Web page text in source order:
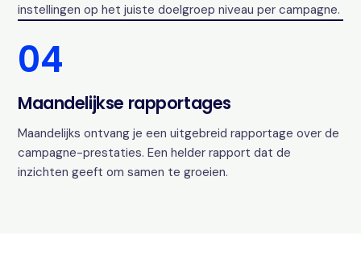
instellingen op het juiste doelgroep niveau per campagne.
04
Maandelijkse rapportages
Maandelijks ontvang je een uitgebreid rapportage over de
campagne-prestaties. Een helder rapport dat de
inzichten geeft om samen te groeien.